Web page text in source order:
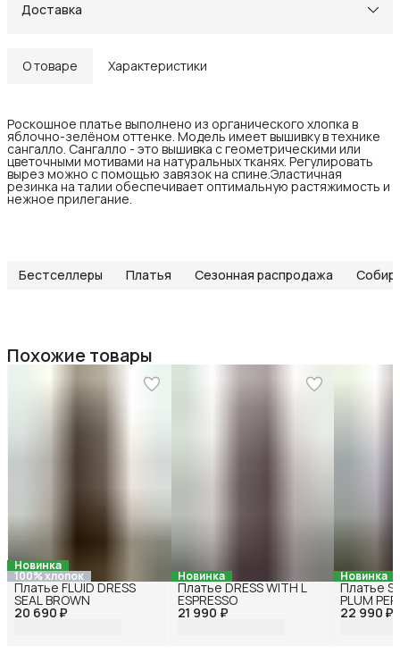
Доставка
О товаре Характеристики
Роскошное платье выполнено из органического хлопка в
яблочно-зелёном оттенке. Модель имеет вышивку в технике
сангалло. Сангалло - это вышивка с геометрическими или
цветочными мотивами на натуральных тканях. Регулировать
вырез можно с помощью завязок на спине.Эластичная
резинка на талии обеспечивает оптимальную растяжимость и
нежное прилегание.
Бестселлеры Платья Сезонная распродажа
Похожие товары
Новинка
100% хлопок
20 690 ₽
Платье FLUID DRESS
SEAL BROWN
Новинка
21 990 ₽
Платье DRESS WITH L
ESPRESSO
Новинка
22 990 ₽
Платье
PLUM